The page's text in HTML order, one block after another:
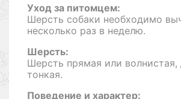
Уход за питомцем:
Шерсть собаки необходимо
несколько раз в неделю.
Шерсть:
Шерсть прямая или волнистая,
тонкая.
Поведение и характер: